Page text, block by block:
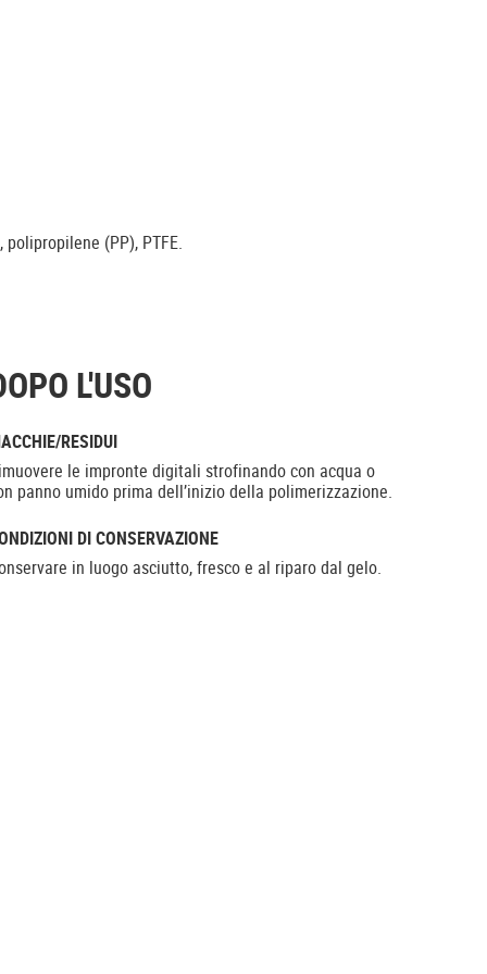
(PP), PTFE.
L'USO
RESIDUI
le impronte digitali strofinando con acqua o
panno umido prima dell’inizio della polimerizzazione.
DI CONSERVAZIONE
in luogo asciutto, fresco e al riparo dal gelo.